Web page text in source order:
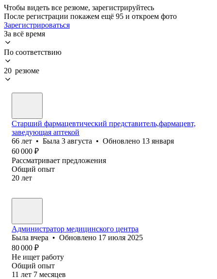
Чтобы видеть все резюме, зарегистрируйтесь
После регистрации покажем ещё 95 и откроем фото
Зарегистрироваться
За всё время
По соответствию
20 резюме
Старший фармацевтический представитель,фармацевт,
заведующая аптекой
66 лет • Была 3 августа • Обновлено 13 января
60 000 ₽
Рассматривает предложения
Общий опыт
20 лет
Администратор медицинского центра
Была вчера • Обновлено 17 июля 2025
80 000 ₽
Не ищет работу
Общий опыт
11 лет 7 месяцев